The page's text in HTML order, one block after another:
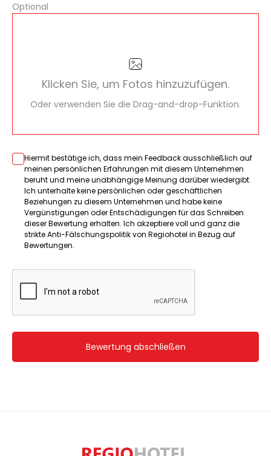
Optional
Klicken Sie, um Fotos hinzuzufügen.
Oder verwenden Sie die Drag-and-drop-Funktion.
Hiermit bestätige ich, dass mein Feedback ausschließlich auf
meinen persönlichen Erfahrungen mit diesem Unternehmen
beruht und meine unabhängige Meinung darüber wiedergibt.
Ich unterhalte keine persönlichen oder geschäftlichen
Beziehungen zu diesem Unternehmen und habe keine
Vergünstigungen oder Entschädigungen für das Schreiben
dieser Bewertung erhalten. Ich akzeptiere voll und ganz die
strikte Anti-Fälschungspolitik von Regiohotel in Bezug auf
Bewertungen.
Bewertung abschließen